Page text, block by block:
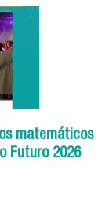
matemáticos
Futuro 2026